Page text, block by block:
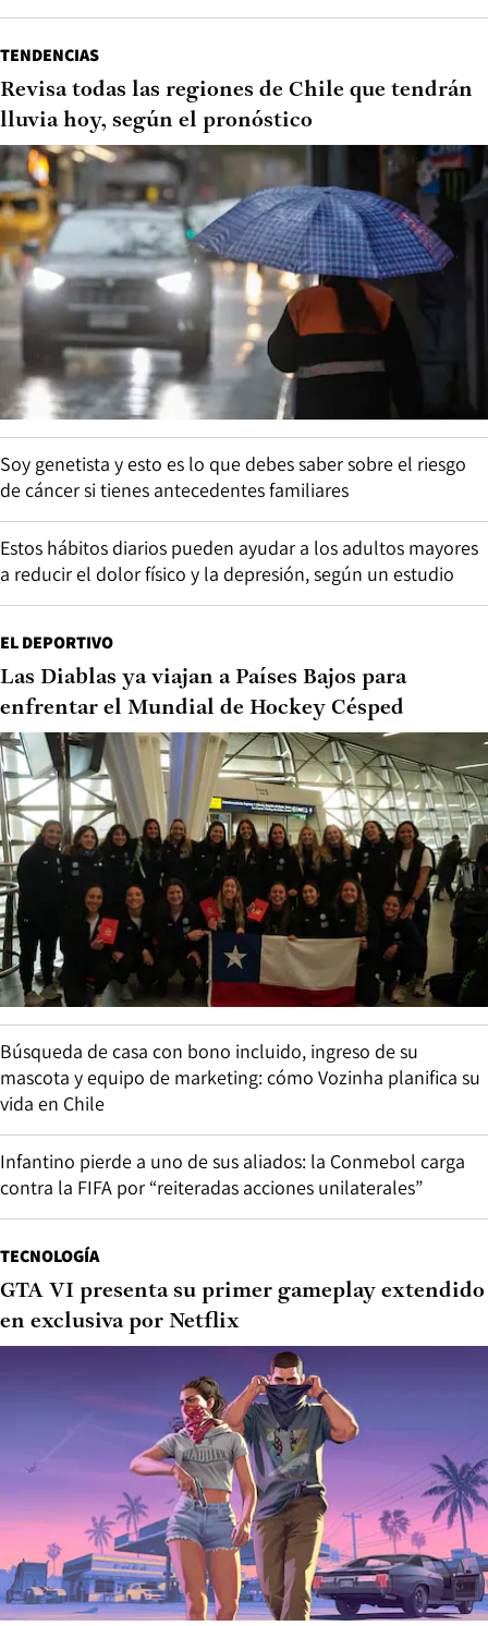
TENDENCIAS
Revisa todas las regiones de Chile que tendrán
lluvia hoy, según el pronóstico
Soy genetista y esto es lo que debes saber sobre el riesgo
de cáncer si tienes antecedentes familiares
Estos hábitos diarios pueden ayudar a los adultos mayores
a reducir el dolor físico y la depresión, según un estudio
EL DEPORTIVO
Las Diablas ya viajan a Países Bajos para
enfrentar el Mundial de Hockey Césped
Búsqueda de casa con bono incluido, ingreso de su
mascota y equipo de marketing: cómo Vozinha planifica su
vida en Chile
Infantino pierde a uno de sus aliados: la Conmebol carga
contra la FIFA por “reiteradas acciones unilaterales”
TECNOLOGÍA
GTA VI presenta su primer gameplay extendido
en exclusiva por Netflix